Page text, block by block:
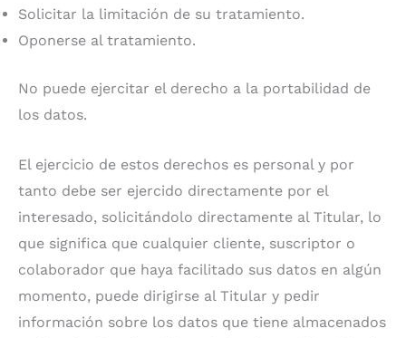
Solicitar la limitación de su tratamiento.
Oponerse al tratamiento.
No puede ejercitar el derecho a la portabilidad de
los datos.
El ejercicio de estos derechos es personal y por
tanto debe ser ejercido directamente por el
interesado, solicitándolo directamente al Titular, lo
que significa que cualquier cliente, suscriptor o
colaborador que haya facilitado sus datos en algún
momento, puede dirigirse al Titular y pedir
información sobre los datos que tiene almacenados